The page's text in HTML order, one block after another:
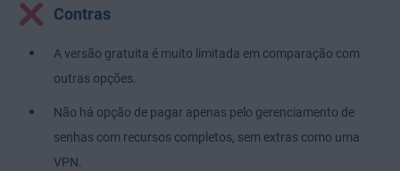
Contras
A versão gratuita é muito limitada em comparação com
outras opções.
Não há opção de pagar apenas pelo gerenciamento de
senhas com recursos completos, sem extras como uma
VPN.